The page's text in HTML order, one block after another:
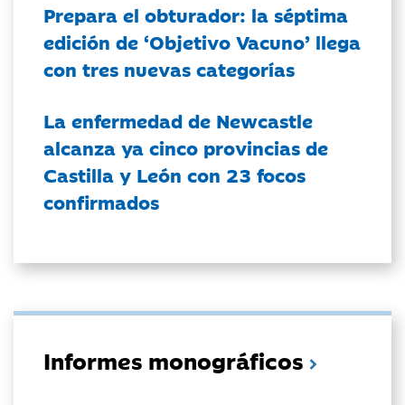
Prepara el obturador: la séptima
edición de ‘Objetivo Vacuno’ llega
con tres nuevas categorías
La enfermedad de Newcastle
alcanza ya cinco provincias de
Castilla y León con 23 focos
confirmados
Informes monográficos